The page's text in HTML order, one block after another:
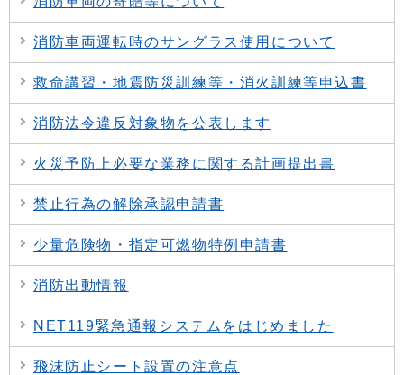
消防車両運転時のサングラス使用について
救命講習・地震防災訓練等・消火訓練等申込書
消防法令違反対象物を公表します
火災予防上必要な業務に関する計画提出書
禁止行為の解除承認申請書
少量危険物・指定可燃物特例申請書
消防出動情報
NET119緊急通報システムをはじめました
飛沫防止シート設置の注意点